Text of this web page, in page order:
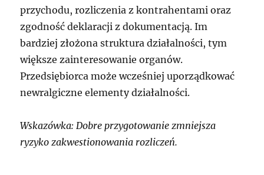
przychodu, rozliczenia z kontrahentami oraz
zgodność deklaracji z dokumentacją. Im
bardziej złożona struktura działalności, tym
większe zainteresowanie organów.
Przedsiębiorca może wcześniej uporządkować
newralgiczne elementy działalności.
Wskazówka: Dobre przygotowanie zmniejsza
ryzyko zakwestionowania rozliczeń.